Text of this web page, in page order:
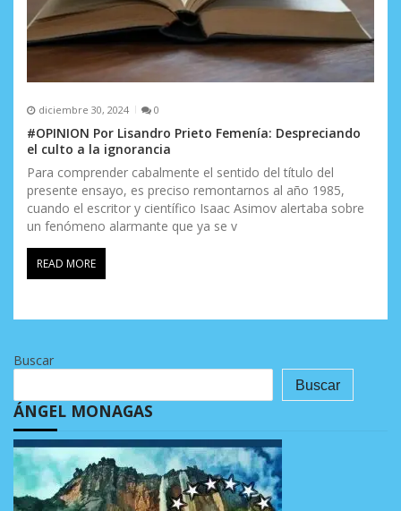
diciembre 30, 2024 0
#OPINION Por Lisandro Prieto Femenía: Despreciando
el culto a la ignorancia
Para comprender cabalmente el sentido del título del
presente ensayo, es preciso remontarnos al año 1985,
cuando el escritor y científico Isaac Asimov alertaba sobre
un fenómeno alarmante que ya se v
READ MORE
Buscar
Buscar
ÁNGEL MONAGAS